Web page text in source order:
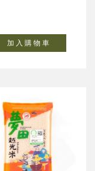
加 入 購 物 車